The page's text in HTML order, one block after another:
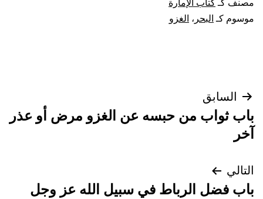
مصنف كـ كتاب الإمارة
موسوم كـ البحر ، الغزو
تصفّح
المقالات
السابق
باب ثواب من حبسه عن الغزو مرض أو عذر
آخر
التالي
باب فضل الرباط في سبيل الله عز وجل